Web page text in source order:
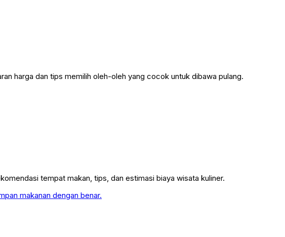
harga dan tips memilih oleh-oleh yang cocok untuk dibawa pulang.
tempat makan, tips, dan estimasi biaya wisata kuliner.